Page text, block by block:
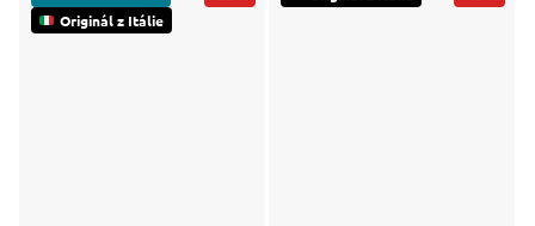
Originál z Itálie